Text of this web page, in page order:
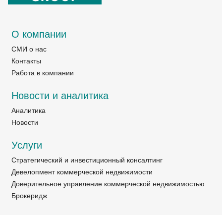
О компании
СМИ о нас
Контакты
Работа в компании
Новости и аналитика
Аналитика
Новости
Услуги
Стратегический и инвестиционный консалтинг
Девелопмент коммерческой недвижимости
Доверительное управление коммерческой недвижимостью
Брокеридж